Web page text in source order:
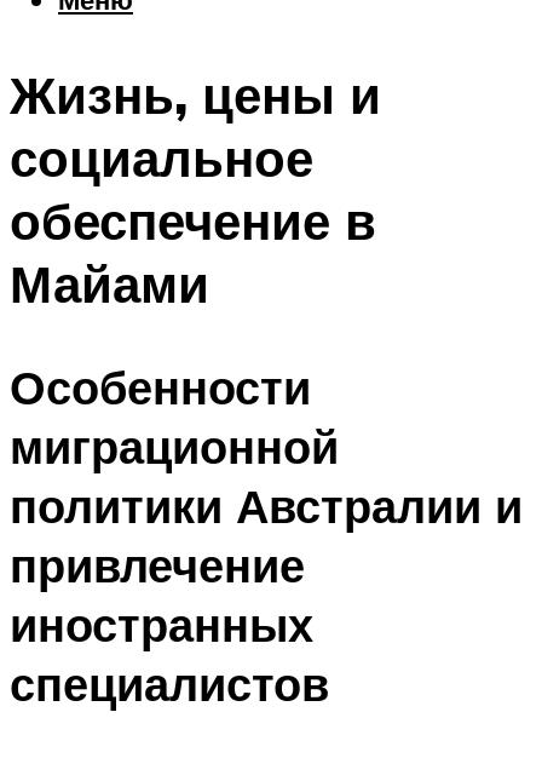
Шоппинг
Что посетить
Меню
Жизнь, цены и
социальное
обеспечение в
Майами
Особенности
миграционной
политики Австралии и
привлечение
иностранных
специалистов